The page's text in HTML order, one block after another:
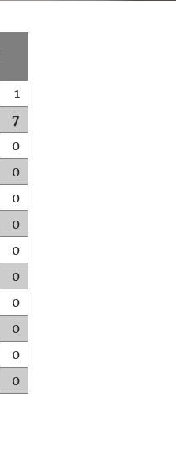
1
7
0
0
0
0
0
0
0
0
0
0